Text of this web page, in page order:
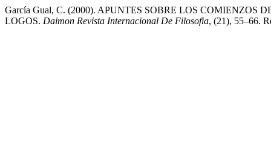
García Gual, C. (2000). APUNTES SOBRE LOS COMIENZOS
LOGOS. Daimon Revista Internacional De Filosofia, (21), 55–66.